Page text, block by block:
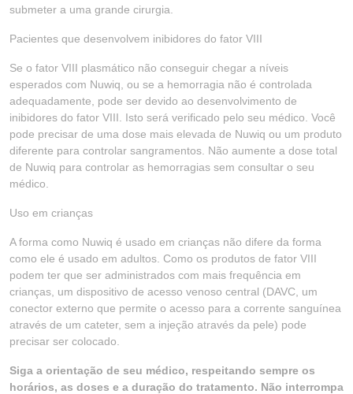
submeter a uma grande cirurgia.
Pacientes que desenvolvem inibidores do fator VIII
Se o fator VIII plasmático não conseguir chegar a níveis
esperados com Nuwiq, ou se a hemorragia não é controlada
adequadamente, pode ser devido ao desenvolvimento de
inibidores do fator VIII. Isto será verificado pelo seu médico. Você
pode precisar de uma dose mais elevada de Nuwiq ou um produto
diferente para controlar sangramentos. Não aumente a dose total
de Nuwiq para controlar as hemorragias sem consultar o seu
médico.
Uso em crianças
A forma como Nuwiq é usado em crianças não difere da forma
como ele é usado em adultos. Como os produtos de fator VIII
podem ter que ser administrados com mais frequência em
crianças, um dispositivo de acesso venoso central (DAVC, um
conector externo que permite o acesso para a corrente sanguínea
através de um cateter, sem a injeção através da pele) pode
precisar ser colocado.
Siga a orientação de seu médico, respeitando sempre os
horários, as doses e a duração do tratamento. Não interrompa